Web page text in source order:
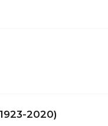
2020)